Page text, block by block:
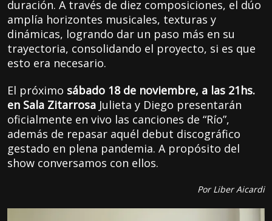
duración. A través de diez composiciones, el dúo
amplía horizontes musicales, texturas y
dinámicas, logrando dar un paso más en su
trayectoria, consolidando el proyecto, si es que
esto era necesario.
El próximo sábado 18 de noviembre, a las 21hs.
en Sala Zitarrosa Julieta y Diego presentarán
oficialmente en vivo las canciones de “Río”,
además de repasar aquél debut discográfico
gestado en plena pandemia. A propósito del
show conversamos con ellos.
Por Liber Aicardi